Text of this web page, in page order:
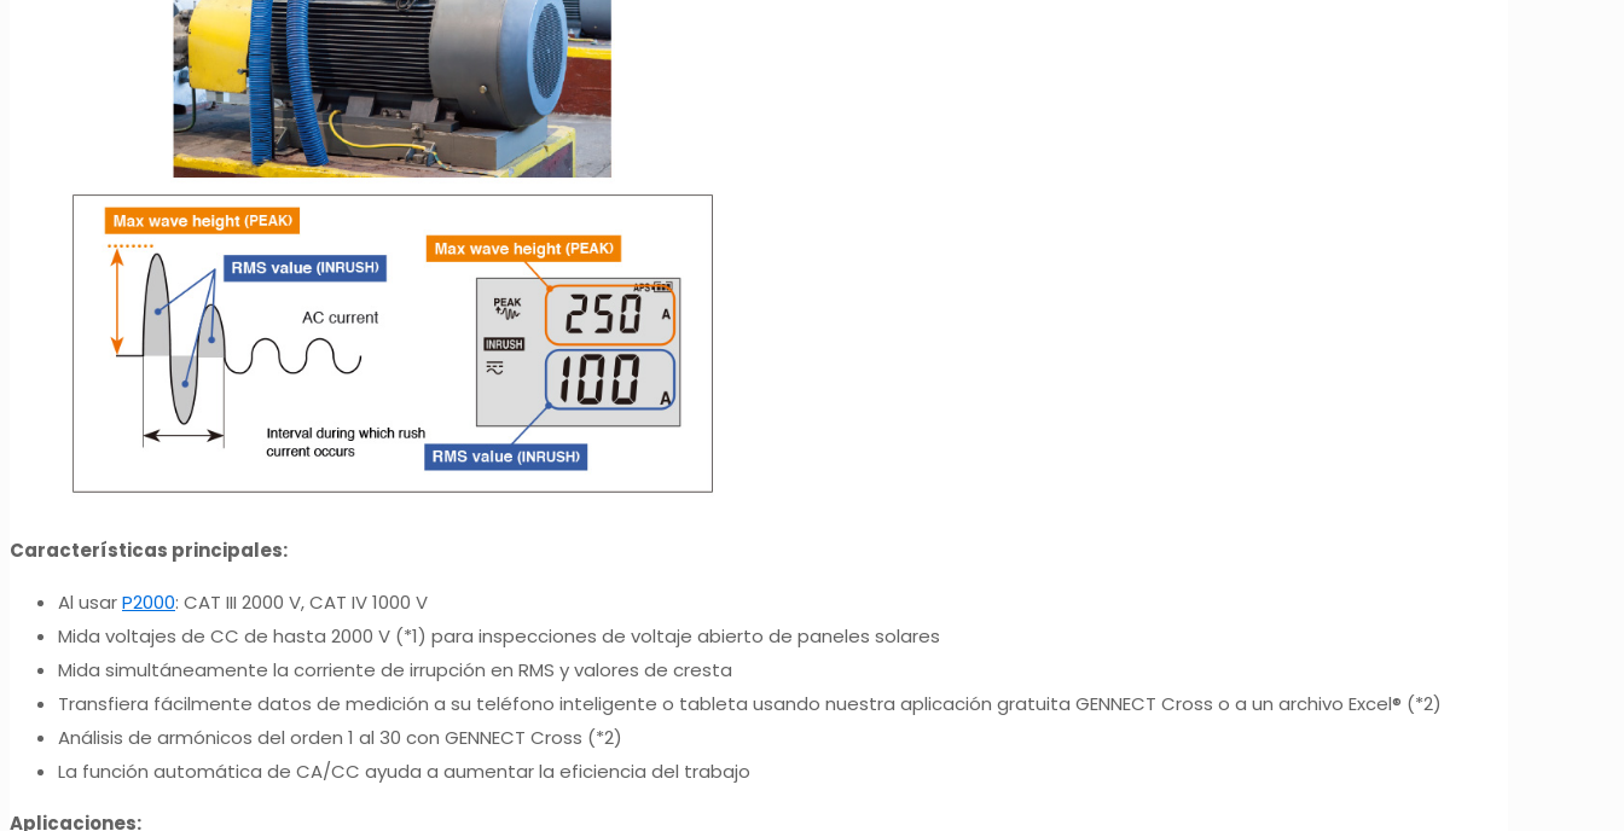
Características principales:
Al usarP2000: CAT III 2000 V, CAT IV 1000 V
Mida voltajes de CC de hasta 2000 V (*1) para inspecciones de voltaje abierto de paneles solares
Mida simultáneamente la corriente de irrupción en RMS y valores de cresta
Transfiera fácilmente datos de medición a su teléfono inteligente o tableta usando nuestra aplicación gratuita GENNECT Cross o a un archivo Excel® (*2)
Análisis de armónicos del orden 1 al 30 con GENNECT Cross (*2)
La función automática de CA/CC ayuda a aumentar la eficiencia del trabajo
Aplicaciones: